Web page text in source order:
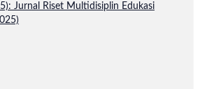
Jurnal Riset Multidisiplin Edukasi